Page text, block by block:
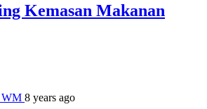
Kemasan Makanan
WM 8 years ago